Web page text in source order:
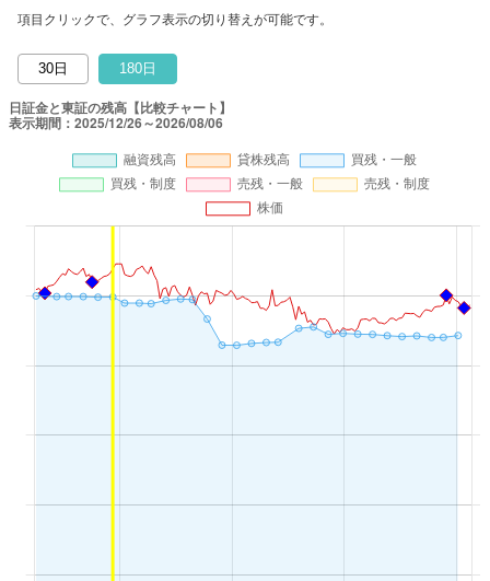
項目クリックで、グラフ表示の切り替えが可能です。
30日 180日